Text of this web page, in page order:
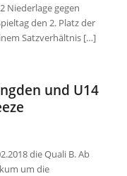
Niederlage gegen
den 2. Platz der
Satzverhältnis […]
und U14
die Quali B. Ab
um die